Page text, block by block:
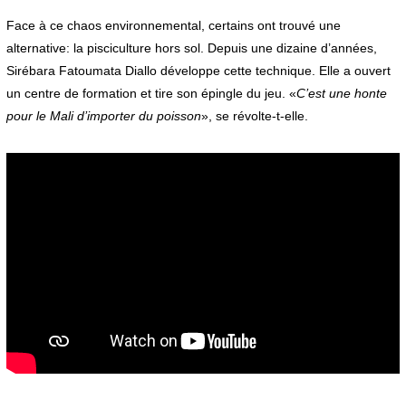
Face à ce chaos environnemental, certains ont trouvé une
alternative: la pisciculture hors sol. Depuis une dizaine d’années,
Sirébara Fatoumata Diallo développe cette technique. Elle a ouvert
un centre de formation et tire son épingle du jeu. «C’est une honte
pour le Mali d’importer du poisson», se révolte-t-elle.